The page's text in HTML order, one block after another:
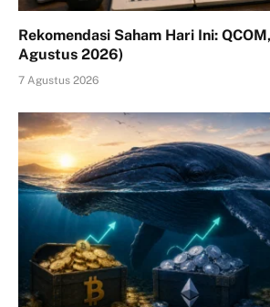
Rekomendasi Saham Hari Ini:
Agustus 2026)
7 Agustus 2026